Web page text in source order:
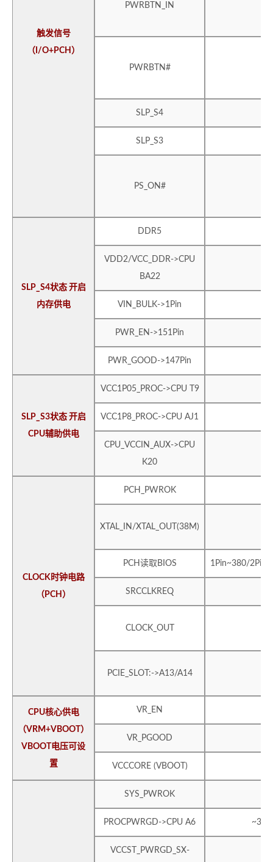
触发信号
（I/O+PCH）
PWRBTN_IN
PWRBTN#
SLP_S4
SLP_S3
PS_ON#
SLP_S4状态 开启
内存供电
DDR5
VDD2/VCC_DDR->CPU
BA22
VIN_BULK->1Pin
PWR_EN->151Pin
PWR_GOOD->147Pin
SLP_S3状态 开启
CPU辅助供电
VCC1P05_PROC->CPU T9
VCC1P8_PROC->CPU AJ1
CPU_VCCIN_AUX->CPU
K20
CLOCK时钟电路
（PCH）
PCH_PWROK
XTAL_IN/XTAL_OUT(38M)
PCH读取BIOS 1Pin~380/
SRCCLKREQ
CLOCK_OUT
PCIE_SLOT:->A13/A14
CPU核心供电
（VRM+VBOOT）
VBOOT电压可设
置
VR_EN
VR_PGOOD
VCCCORE (VBOOT)
SYS_PWROK
PROCPWRGD->CPU A6 ~330
VCCST_PWRGD_SX-